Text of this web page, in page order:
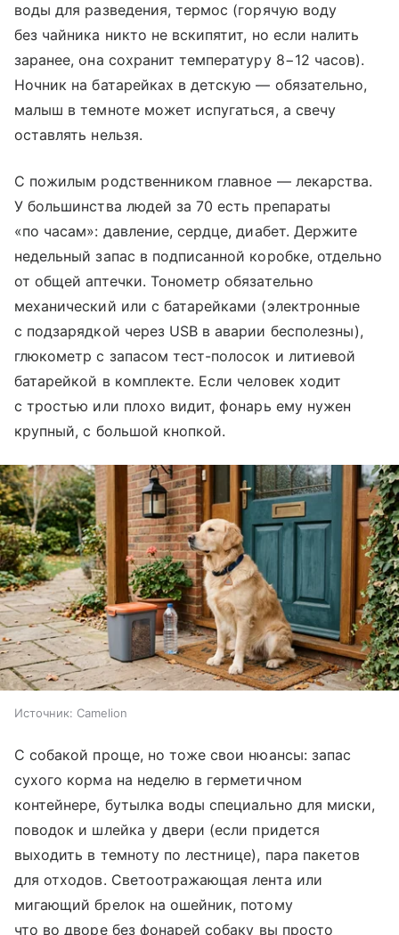
воды для разведения, термос (горячую воду
без чайника никто не вскипятит, но если налить
заранее, она сохранит температуру 8−12 часов).
Ночник на батарейках в детскую — обязательно,
малыш в темноте может испугаться, а свечу
оставлять нельзя.
С пожилым родственником главное — лекарства.
У большинства людей за 70 есть препараты
«по часам»: давление, сердце, диабет. Держите
недельный запас в подписанной коробке, отдельно
от общей аптечки. Тонометр обязательно
механический или с батарейками (электронные
с подзарядкой через USB в аварии бесполезны),
глюкометр с запасом тест-полосок и литиевой
батарейкой в комплекте. Если человек ходит
с тростью или плохо видит, фонарь ему нужен
крупный, с большой кнопкой.
Источник: Camelion
С собакой проще, но тоже свои нюансы: запас
сухого корма на неделю в герметичном
контейнере, бутылка воды специально для миски,
поводок и шлейка у двери (если придется
выходить в темноту по лестнице), пара пакетов
для отходов. Светоотражающая лента или
мигающий брелок на ошейник, потому
что во дворе без фонарей собаку вы просто